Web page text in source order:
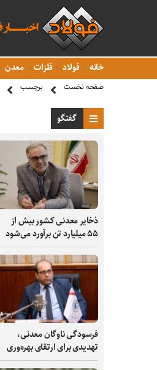
خانه فولاد فلزات معدن
صفحه نخست برچسب
گفتگو
ذخایر معدنی کشور بیش از
۵۵ میلیارد تن برآورد می‌شود
فرسودگی ناوگان معدنی،
تهدیدی برای ارتقای بهره‌وری